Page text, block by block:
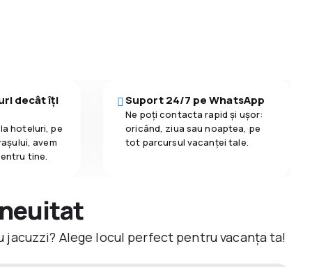
decât îți
hoteluri, pe
avem
tine.
Suport 24/7 pe WhatsApp
Ne poți contacta rapid și ușor:
oricând, ziua sau noaptea, pe
tot parcursul vacanței tale.
Alege locul perfect pentru vacanța ta!